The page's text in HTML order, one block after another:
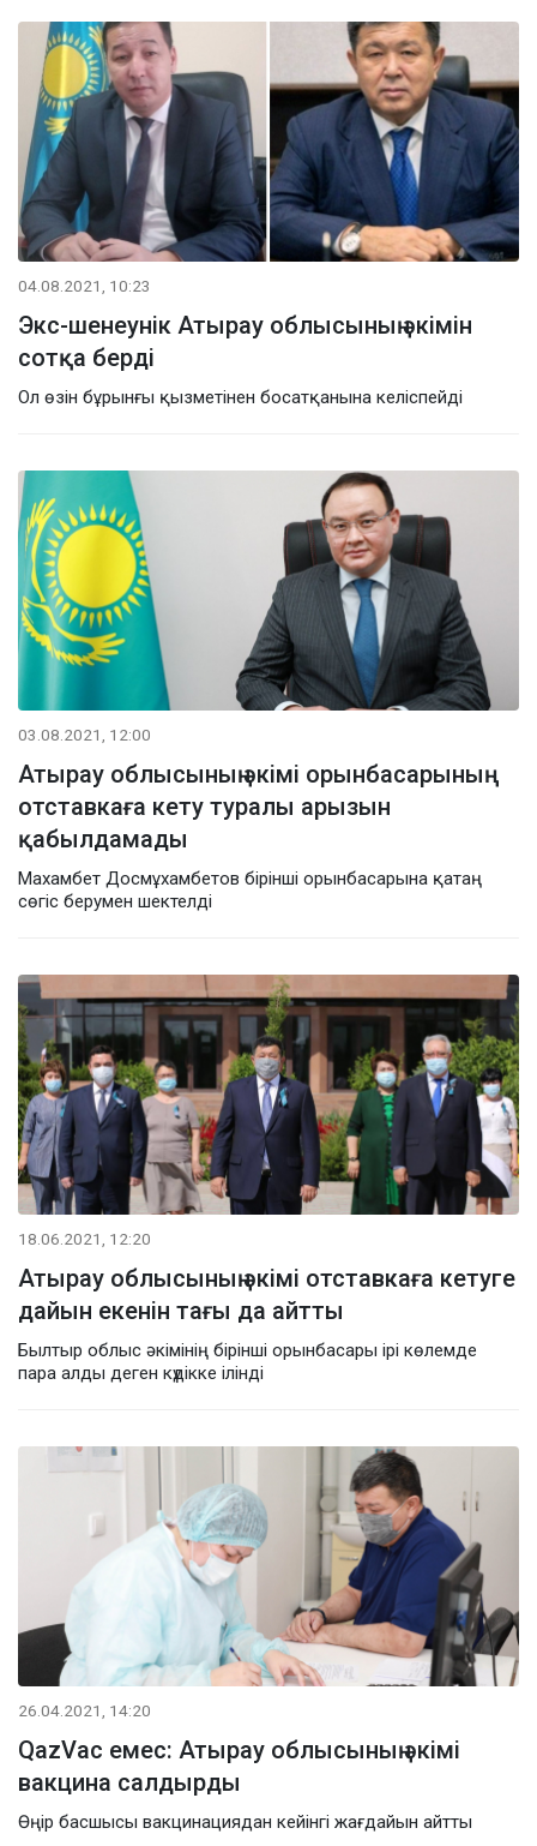
04.08.2021, 10:23
Экс-шенеунік Атырау облысының әкімін
сотқа берді
Ол өзін бұрынғы қызметінен босатқанына келіспейді
03.08.2021, 12:00
Атырау облысының әкімі орынбасарының
отставкаға кету туралы арызын
қабылдамады
Махамбет Досмұхамбетов бірінші орынбасарына қатаң
сөгіс берумен шектелді
18.06.2021, 12:20
Атырау облысының әкімі отставкаға кетуге
дайын екенін тағы да айтты
Былтыр облыс әкімінің бірінші орынбасары ірі көлемде
пара алды деген күдікке ілінді
26.04.2021, 14:20
QazVac емес: Атырау облысының әкімі
вакцина салдырды
Өңір басшысы вакцинациядан кейінгі жағдайын айтты